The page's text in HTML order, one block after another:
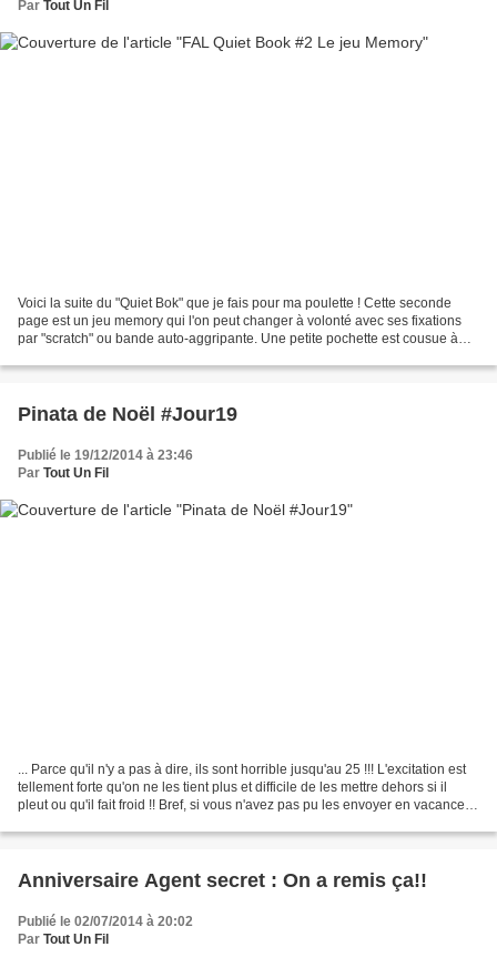
Par Tout Un Fil
Voici la suite du "Quiet Bok" que je fais pour ma poulette ! Cette seconde
page est un jeu memory qui l'on peut changer à volonté avec ses fixations
par "scratch" ou bande auto-aggripante. Une petite pochette est cousue à
Pinata de Noël #Jour19
Publié le 19/12/2014 à 23:46
Par Tout Un Fil
... Parce qu'il n'y a pas à dire, ils sont horrible jusqu'au 25 !!! L'excitation est
tellement forte qu'on ne les tient plus et difficile de les mettre dehors si il
pleut ou qu'il fait froid !! Bref, si vous n'avez pas pu les envoyer en vacances
Anniversaire Agent secret : On a remis ça!!
Publié le 02/07/2014 à 20:02
Par Tout Un Fil